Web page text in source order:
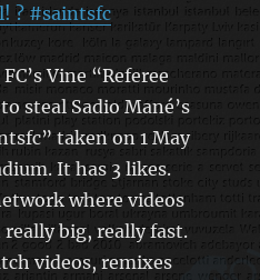
? #saintsfc
Vine “Referee
steal Sadio Mané’s
taken on 1 May
It has 3 likes.
where videos
big, really fast.
videos, remixes